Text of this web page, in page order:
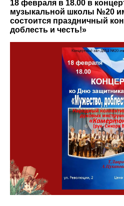
18 февраля в 18.00 в
музыкальной школы №20
состоится праздничный
доблесть и честь!»